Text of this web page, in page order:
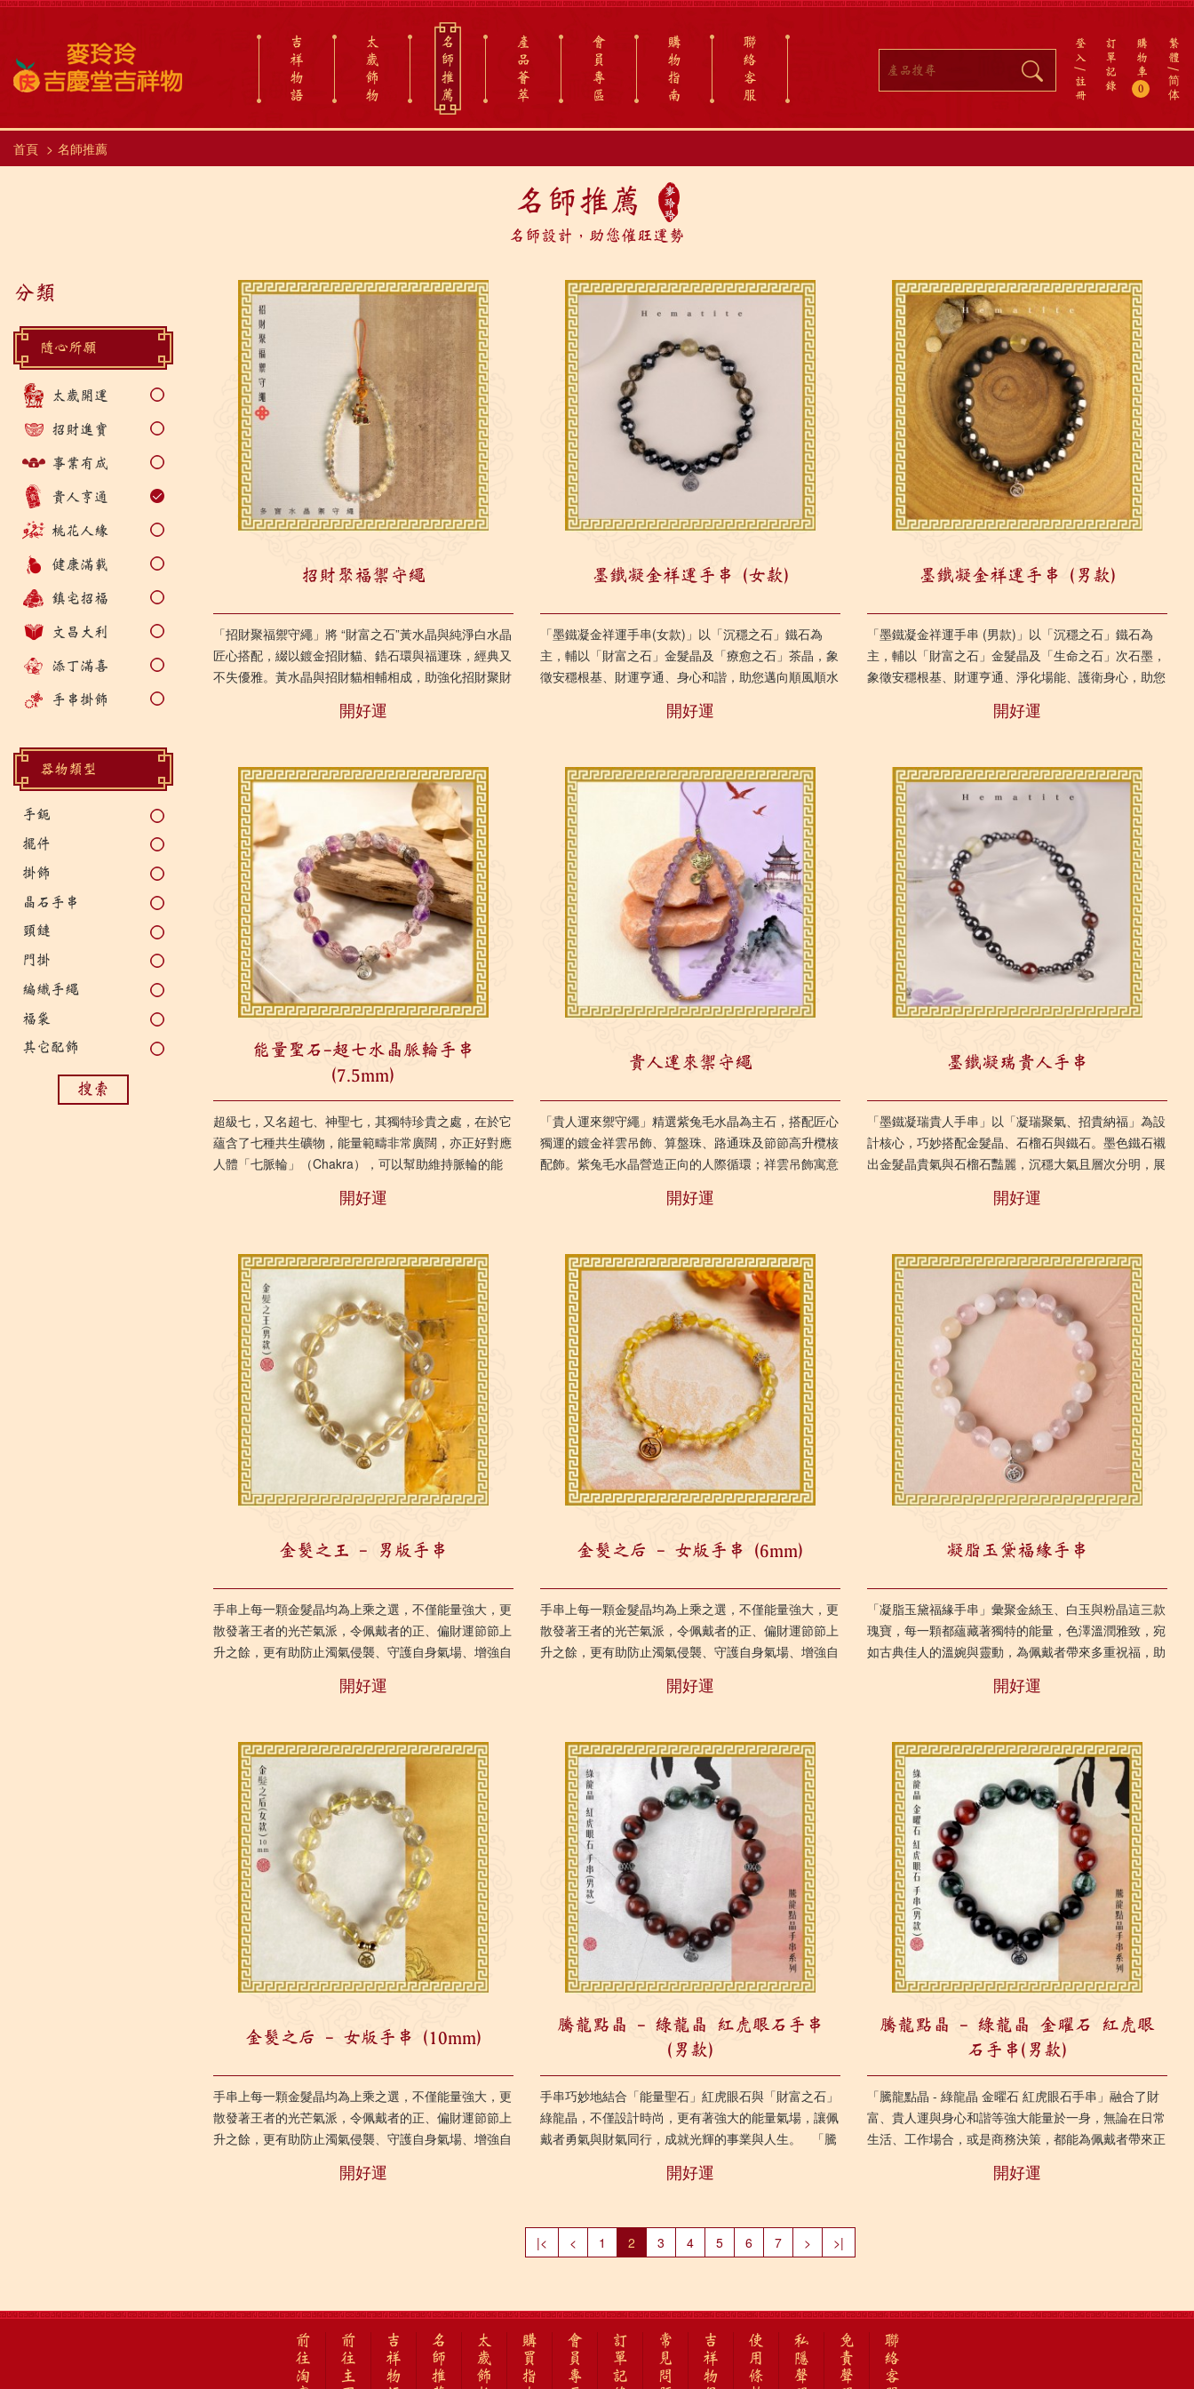
繁
體
简
体
購
物
車
0
訂
單
記
錄
登
入
註
冊
吉
祥
物
語
太
歲
飾
物
名
師
推
薦
產
品
薈
萃
會
員
專
區
購
物
指
南
聯
絡
客
服
首頁 名師推薦
名師推薦
名師設計，助您催旺運勢
分類
隨心所願
太歲開運
招財進寶
事業有成
貴人亨通
桃花人緣
健康滿載
鎮宅招福
文昌大利
添丁滿喜
手串掛飾
器物類型
手鈪
擺件
掛飾
晶石手串
頸鏈
門掛
編織手繩
福袋
其它配飾
搜索
招財聚福禦守繩
「招財聚福禦守繩」將 “財富之石”黃水晶與純淨白水晶
匠心搭配，綴以鍍金招財貓、鋯石環與福運珠，經典又
不失優雅。黃水晶與招財貓相輔相成，助強化招財聚財
開好運
墨鐵凝金祥運手串 (女款)
「墨鐵凝金祥運手串(女款)」以「沉穩之石」鐵石為
主，輔以「財富之石」金髮晶及「療愈之石」茶晶，象
徵安穩根基、財運亨通、身心和諧，助您邁向順風順水
開好運
墨鐵凝金祥運手串 (男款)
「墨鐵凝金祥運手串 (男款)」以「沉穩之石」鐵石為
主，輔以「財富之石」金髮晶及「生命之石」次石墨，
象徵安穩根基、財運亨通、淨化場能、護衛身心，助您
開好運
能量聖石-超七水晶脈輪手串
(7.5mm)
超級七，又名超七、神聖七，其獨特珍貴之處，在於它
蘊含了七種共生礦物，能量範疇非常廣闊，亦正好對應
人體「七脈輪」（Chakra），可以幫助維持脈輪的能
開好運
貴人運來禦守繩
「貴人運來禦守繩」精選紫兔毛水晶為主石，搭配匠心
獨運的鍍金祥雲吊飾、算盤珠、路通珠及節節高升欖核
配飾。紫兔毛水晶營造正向的人際循環；祥雲吊飾寓意
開好運
墨鐵凝瑞貴人手串
「墨鐵凝瑞貴人手串」以「凝瑞聚氣、招貴納福」為設
計核心，巧妙搭配金髮晶、石榴石與鐵石。墨色鐵石襯
出金髮晶貴氣與石榴石豔麗，沉穩大氣且層次分明，展
開好運
金髮之王 - 男版手串
手串上每一顆金髮晶均為上乘之選，不僅能量強大，更
散發著王者的光芒氣派，令佩戴者的正、偏財運節節上
升之餘，更有助防止濁氣侵襲、守護自身氣場、增強自
開好運
金髮之后 - 女版手串 (6mm)
手串上每一顆金髮晶均為上乘之選，不僅能量強大，更
散發著王者的光芒氣派，令佩戴者的正、偏財運節節上
升之餘，更有助防止濁氣侵襲、守護自身氣場、增強自
開好運
凝脂玉黛福緣手串
「凝脂玉黛福緣手串」彙聚金絲玉、白玉與粉晶這三款
瑰寶，每一顆都蘊藏著獨特的能量，色澤溫潤雅致，宛
如古典佳人的溫婉與靈動，為佩戴者帶來多重祝福，助
開好運
金髮之后 - 女版手串 (10mm)
手串上每一顆金髮晶均為上乘之選，不僅能量強大，更
散發著王者的光芒氣派，令佩戴者的正、偏財運節節上
升之餘，更有助防止濁氣侵襲、守護自身氣場、增強自
開好運
騰龍點晶 - 綠龍晶 紅虎眼石手串
(男款)
手串巧妙地結合「能量聖石」紅虎眼石與「財富之石」
綠龍晶，不僅設計時尚，更有著強大的能量氣場，讓佩
戴者勇氣與財氣同行，成就光輝的事業與人生。 「騰
開好運
騰龍點晶 - 綠龍晶 金曜石 紅虎眼
石手串(男款)
「騰龍點晶 - 綠龍晶 金曜石 紅虎眼石手串」融合了財
富、貴人運與身心和諧等強大能量於一身，無論在日常
生活、工作場合，或是商務決策，都能為佩戴者帶來正
開好運
|< < 1 2 3 4 5 6 7 > >|
前
往
淘
前
往
主
吉
祥
物
名
師
推
太
歲
飾
購
買
指
會
員
專
訂
單
記
常
見
問
吉
祥
物
使
用
條
私
隱
聲
免
責
聲
聯
絡
客